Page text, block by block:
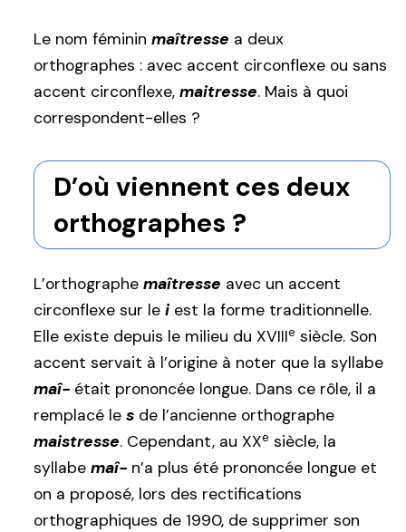
Le nom féminin maîtresse a deux
orthographes : avec accent circonflexe ou sans
accent circonflexe, maitresse. Mais à quoi
correspondent-elles ?
D’où viennent ces deux
orthographes ?
L’orthographe maîtresse avec un accent
circonflexe sur le i est la forme traditionnelle.
Elle existe depuis le milieu du XVIIIe siècle. Son
accent servait à l’origine à noter que la syllabe
maî- était prononcée longue. Dans ce rôle, il a
remplacé le s de l’ancienne orthographe
maistresse. Cependant, au XXe siècle, la
syllabe maî- n’a plus été prononcée longue et
on a proposé, lors des rectifications
orthographiques de 1990, de supprimer son